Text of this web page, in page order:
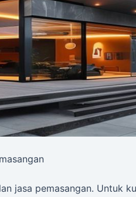
jasa pemasangan. Untuk